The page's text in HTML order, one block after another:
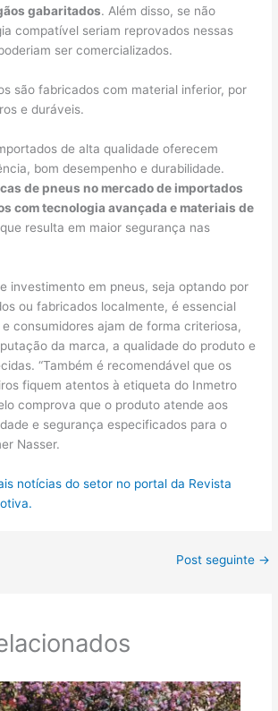
gabaritados. Além disso, se não
compatível seriam reprovados nessas
ser comercializados.
são fabricados com material inferior, por
e duráveis.
de alta qualidade oferecem
bom desempenho e durabilidade.
de pneus no mercado de importados
com tecnologia avançada e materiais de
resulta em maior segurança nas
investimento em pneus, seja optando por
ou fabricados localmente, é essencial
consumidores ajam de forma criteriosa,
da marca, a qualidade do produto e
“Também é recomendável que os
fiquem atentos à etiqueta do Inmetro
comprova que o produto atende aos
e segurança especificados para o
Nasser.
notícias do setor no portal da Revista
Post seguinte →